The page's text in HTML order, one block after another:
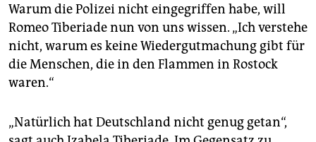
Warum die Polizei nicht eingegriffen habe, will
Romeo Tiberiade nun von uns wissen. „Ich verstehe
nicht, warum es keine Wiedergutmachung gibt für
die Menschen, die in den Flammen in Rostock
waren.“
„Natürlich hat Deutschland nicht genug getan“,